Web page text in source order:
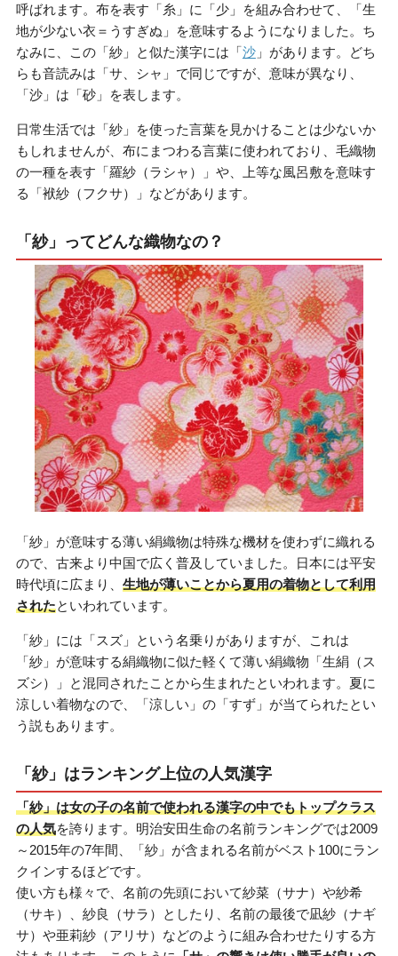
呼ばれます。布を表す「糸」に「少」を組み合わせて、「生
地が少ない衣＝うすぎぬ」を意味するようになりました。ち
なみに、この「紗」と似た漢字には「沙」があります。どち
らも音読みは「サ、シャ」で同じですが、意味が異なり、
「沙」は「砂」を表します。
日常生活では「紗」を使った言葉を見かけることは少ないか
もしれませんが、布にまつわる言葉に使われており、毛織物
の一種を表す「羅紗（ラシャ）」や、上等な風呂敷を意味す
る「袱紗（フクサ）」などがあります。
「紗」ってどんな織物なの？
「紗」が意味する薄い絹織物は特殊な機材を使わずに織れる
ので、古来より中国で広く普及していました。日本には平安
時代頃に広まり、 生地が薄いことから夏用の着物として利用
されたといわれています。
「紗」には「スズ」という名乗りがありますが、これは
「紗」が意味する絹織物に似た軽くて薄い絹織物「生絹（ス
ズシ）」と混同されたことから生まれたといわれます。夏に
涼しい着物なので、「涼しい」の「すず」が当てられたとい
う説もあります。
「紗」はランキング上位の人気漢字
「紗」は女の子の名前で使われる漢字の中でもトップクラス
の人気を誇ります。明治安田生命の名前ランキングでは2009
～2015年の7年間、「紗」が含まれる名前がベスト100にラン
クインするほどです。
使い方も様々で、名前の先頭において紗菜（サナ）や紗希
（サキ）、紗良（サラ）としたり、名前の最後で凪紗（ナギ
サ）や亜莉紗（アリサ）などのように組み合わせたりする方